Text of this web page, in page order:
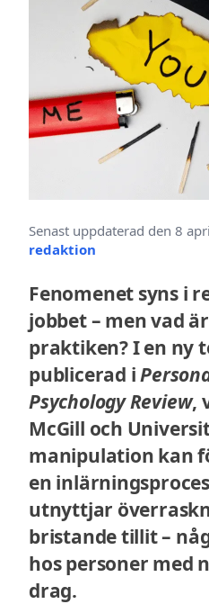
Senast uppdaterad den 8
redaktion
Fenomenet syns i
jobbet – men vad
praktiken? I en ny
publicerad i
Psychology Review,
McGill och
manipulation kan
en
utnyttjar
bristande tillit –
hos personer med
drag.